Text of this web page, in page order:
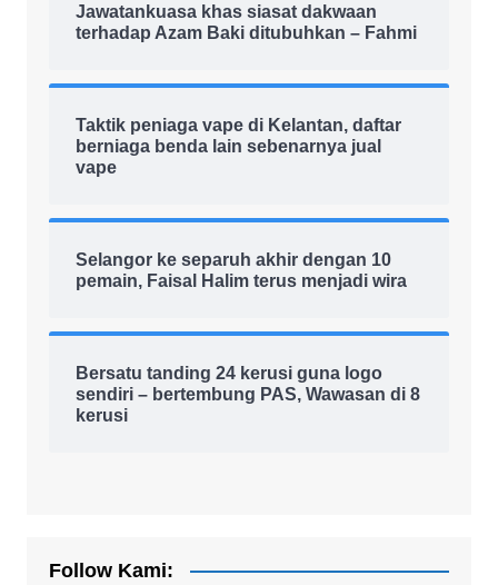
Jawatankuasa khas siasat dakwaan
terhadap Azam Baki ditubuhkan – Fahmi
Taktik peniaga vape di Kelantan, daftar
berniaga benda lain sebenarnya jual
vape
Selangor ke separuh akhir dengan 10
pemain, Faisal Halim terus menjadi wira
Bersatu tanding 24 kerusi guna logo
sendiri – bertembung PAS, Wawasan di 8
kerusi
Follow Kami: